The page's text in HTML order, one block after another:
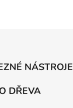
NÁSTROJE
DŘEVA